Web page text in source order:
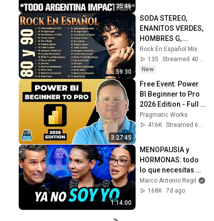
35:46
59:30
SODA STEREO,
ENANITOS VERDES,
HOMBRES G,
CAIFANES, MANÁ -
ROCK EN ESPAÑOL
DE LOS 80 Y 90 MIX
Rock En Español Mix
135
New
3:27:45
Free Event: Power
BI Beginner to Pro
2026 Edition - Full
Hands-On Tutorial
Pragmatic Works
416K
1:14:00
MENOPAUSIA y
HORMONAS: todo
lo que necesitas
saber - Dra. Gladys,
Dra Perla y Marco
Marco Antonio Regil
168K 7d ago